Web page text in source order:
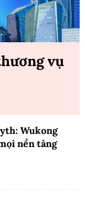
vụ
Wukong
nền tảng